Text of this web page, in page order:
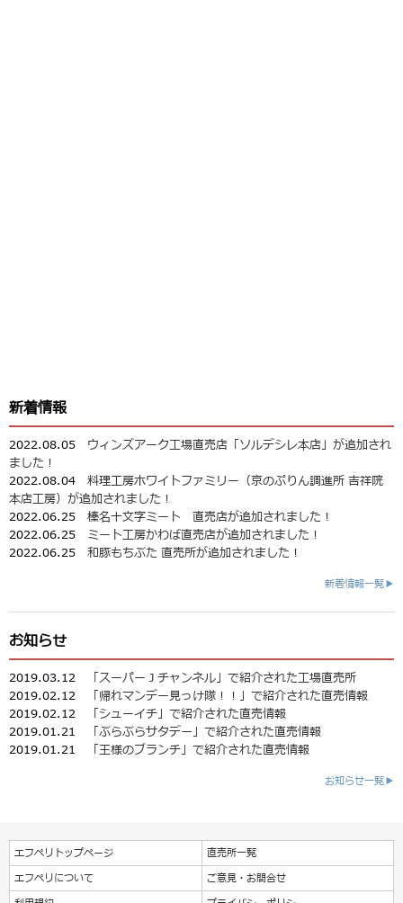
新着情報
2022.08.05 ウィンズアーク工場直売店「ソルデシレ本店」が追加され
ました！
2022.08.04 料理工房ホワイトファミリー（京のぷりん調進所 吉祥院
本店工房）が追加されました！
2022.06.25 榛名十文字ミート 直売店が追加されました！
2022.06.25 ミート工房かわば直売店が追加されました！
2022.06.25 和豚もちぶた 直売所が追加されました！
新着情報一覧▶
お知らせ
2019.03.12
「スーパーＪチャンネル」で紹介された工場直売所
2019.02.12
「帰れマンデー見っけ隊！！」で紹介された直売情報
2019.02.12
「シューイチ」で紹介された直売情報
2019.01.21
「ぶらぶらサタデー」で紹介された直売情報
2019.01.21
「王様のブランチ」で紹介された直売情報
お知らせ一覧▶
エフペリトップページ
直売所一覧
エフペリについて
ご意見・お問合せ